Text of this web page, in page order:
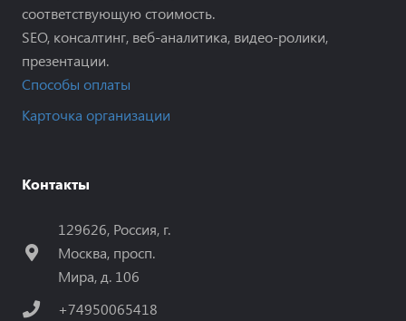
соответствующую стоимость.
SEO, консалтинг, веб-аналитика, видео-ролики,
презентации.
Способы оплаты
Карточка организации
Контакты
129626, Россия, г.
Москва, просп.
Мира, д. 106
+74950065418